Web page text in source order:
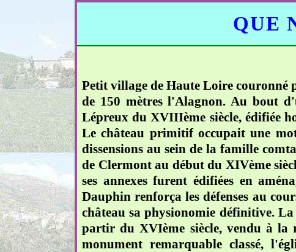
QUE
Petit village de Haute Loire couronné
de 150 mètres l'Alagnon. Au bout
Lépreux du XVIIIème siècle, édifiée
Le château primitif occupait une
dissensions au sein de la famille
de Clermont au début du XIVème
ses annexes furent édifiées en
Dauphin renforça les défenses au
château sa physionomie définitive.
partir du XVIème siècle, vendu à la
monument remarquable classé,